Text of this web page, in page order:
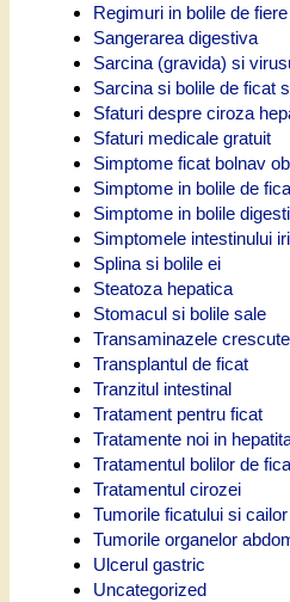
Regimuri in bolile de fiere
Sangerarea digestiva
Sarcina (gravida) si
Sarcina si bolile de ficat
Sfaturi despre ciroza
Sfaturi medicale gratuit
Simptome ficat bolnav
Simptome in bolile de
Simptome in bolile
Simptomele intestinului
Splina si bolile ei
Steatoza hepatica
Stomacul si bolile sale
Transaminazele crescute
Transplantul de ficat
Tranzitul intestinal
Tratament pentru ficat
Tratamente noi in
Tratamentul bolilor de
Tratamentul cirozei
Tumorile ficatului si
Tumorile organelor
Ulcerul gastric
Uncategorized